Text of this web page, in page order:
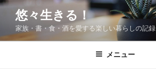
コ
ン
悠々生きる！
家族・書・食・酒を愛する楽しい暮らしの記録
メニュー